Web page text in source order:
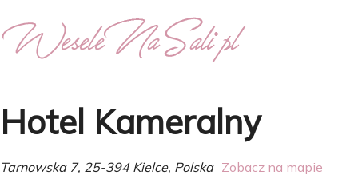
Hotel Kameralny
Tarnowska 7, 25-394 Kielce, Polska Zobacz na mapie